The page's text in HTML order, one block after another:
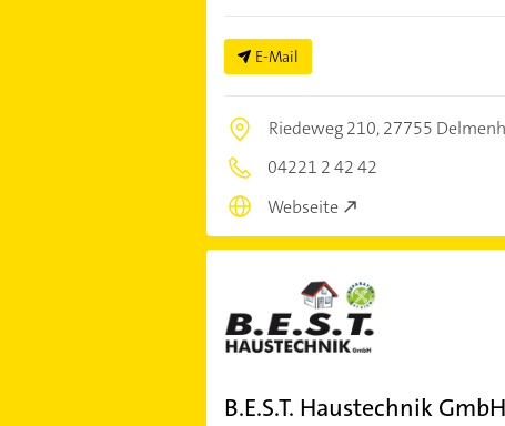
E-Mail
Riedeweg 210,27755
04221 2 42 42
Webseite
B.E.S.T. Haustechnik GmbH